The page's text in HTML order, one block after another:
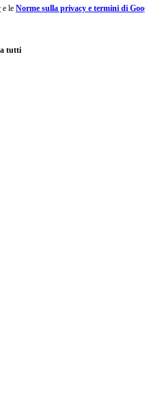
e leNorme sulla privacy e termini di
tutti